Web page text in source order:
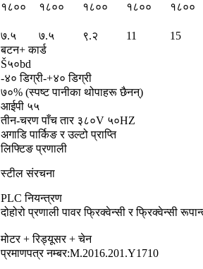
१८०० १८०० १८०० १८०० १८००
७.५ ७.५ ९.२ 11
15
बटन+ कार्ड
Š५०bd
-४० डिग्री-+४० डिग्री
७०% (स्पष्ट पानीका थोपाहरू छैनन्)
आईपी ​​५५
तीन-चरण पाँच तार ३८०V ५०HZ
अगाडि पार्किङ र उल्टो प्राप्ति
लिफ्टिङ प्रणाली
स्टील संरचना
PLC नियन्त्रण
दोहोरो प्रणाली पावर फ्रिक्वेन्सी र फ्रिक्वेन्सी
मोटर + रिड्यूसर + चेन
प्रमाणपत्र नम्बर:M.2016.201.Y1710